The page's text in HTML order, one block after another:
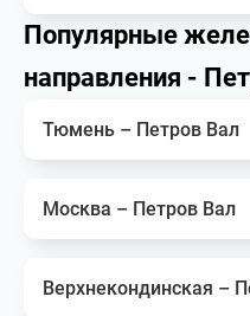
Популярные
направления -
Тюмень – Петров Вал
Москва – Петров Вал
Верхнекондинская –